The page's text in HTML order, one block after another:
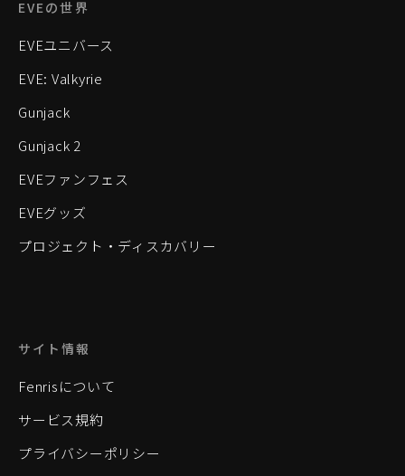
EVEの世界
EVEユニバース
EVE: Valkyrie
Gunjack
Gunjack 2
EVEファンフェス
EVEグッズ
プロジェクト・ディスカバリー
サイト情報
Fenrisについて
サービス規約
プライバシーポリシー